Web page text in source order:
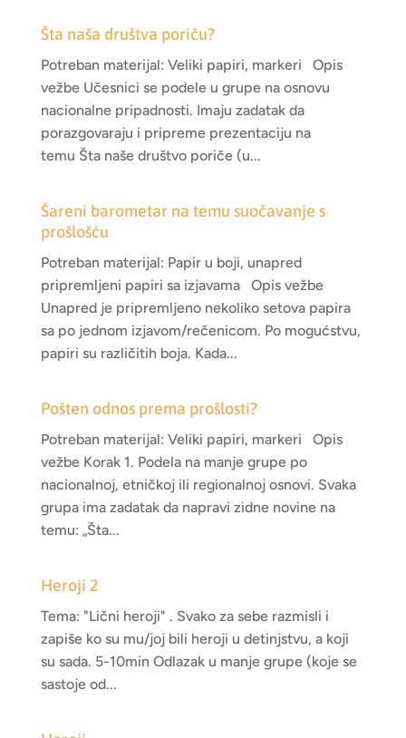
Šta naša društva poriču?
Potreban materijal: Veliki papiri, markeri Opis
vežbe Učesnici se podele u grupe na osnovu
nacionalne pripadnosti. Imaju zadatak da
porazgovaraju i pripreme prezentaciju na
temu Šta naše društvo poriče (u...
Šareni barometar na temu suočavanje s
prošlošću
Potreban materijal: Papir u boji, unapred
pripremljeni papiri sa izjavama Opis vežbe
Unapred je pripremljeno nekoliko setova papira
sa po jednom izjavom/rečenicom. Po mogućstvu,
papiri su različitih boja. Kada...
Pošten odnos prema prošlosti?
Potreban materijal: Veliki papiri, markeri Opis
vežbe Korak 1. Podela na manje grupe po
nacionalnoj, etničkoj ili regionalnoj osnovi. Svaka
grupa ima zadatak da napravi zidne novine na
temu: „Šta...
Heroji 2
Tema: "Lični heroji" . Svako za sebe razmisli i
zapiše ko su mu/joj bili heroji u detinjstvu, a koji
su sada. 5-10min Odlazak u manje grupe (koje se
sastoje od...